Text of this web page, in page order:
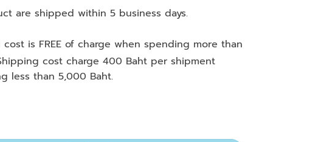
are shipped within 5 business days.
is FREE of charge when spending more than
cost charge 400 Baht per shipment
less than 5,000 Baht.
Bulk Non-Sterilized 10x1000/pkg ชิ้น